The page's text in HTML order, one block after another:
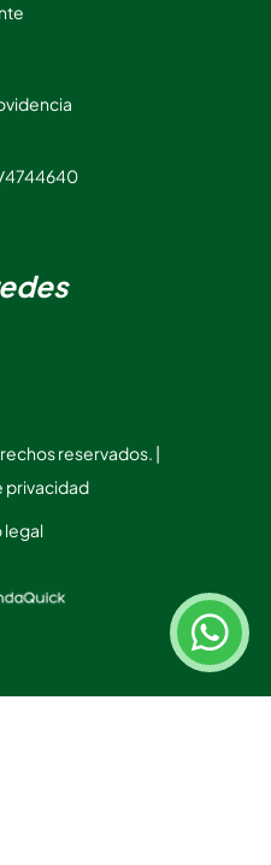
4744640
reservados. |
privacidad
legal